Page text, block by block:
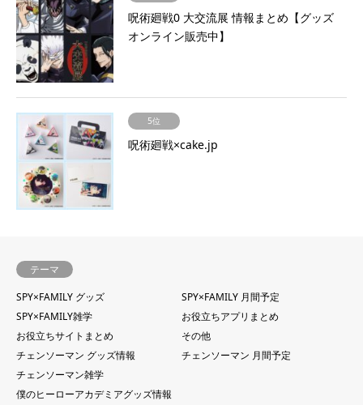
呪術廻戦0 大交流展 情報まとめ【グッズ
オンライン販売中】
5位
呪術廻戦×cake.jp
テーマ
SPY×FAMILY グッズ
SPY×FAMILY 月間予定
SPY×FAMILY雑学
お役立ちアプリまとめ
お役立ちサイトまとめ
その他
チェンソーマン グッズ情報
チェンソーマン 月間予定
チェンソーマン雑学
僕のヒーローアカデミアグッズ情報